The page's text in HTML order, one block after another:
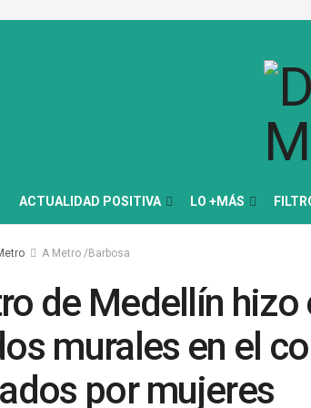
ACTUALIDAD POSITIVA LO +MÁS
A Metro /Barbosa
de Medellín
murales en el
por mujeres